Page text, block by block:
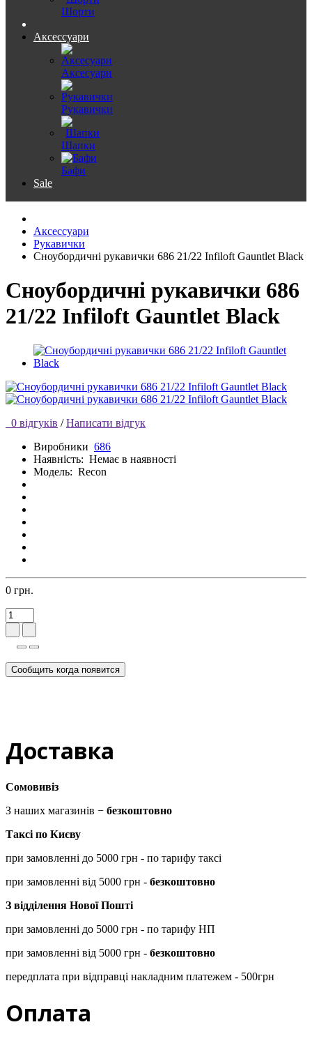
Шорти
Аксессуари
Аксесуари
Рукавички
Шапки
Бафи
Sale
Аксессуари
Рукавички
Сноубордичні рукавички 686 21/22 Infiloft Gauntlet Black
Сноубордичні рукавички 686
21/22 Infiloft Gauntlet Black
0 відгуків / Написати відгук
Виробники 686
Наявність: Немає в наявності
Модель: Recon
0 грн.
Сообщить когда появится
Доставка
Сомовивіз
З наших магазинів − безкоштовно
Таксі по Києву
при замовленні до 5000 грн - по тарифу таксі
при замовленні від 5000 грн - безкоштовно
З відділення Нової Пошті
при замовленні до 5000 грн - по тарифу НП
при замовленні від 5000 грн - безкоштовно
передплата при відправці накладним платежем - 500грн
Оплата